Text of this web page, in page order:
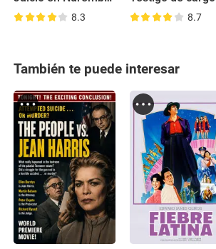
8.3 8.7
También te puede interesar